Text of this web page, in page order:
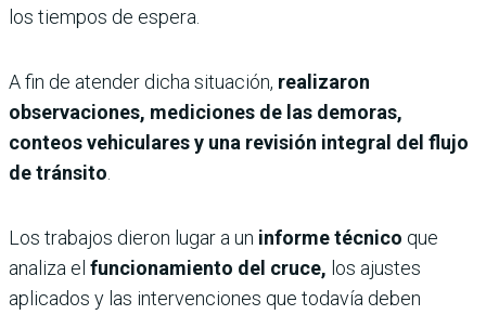
los tiempos de espera.
A fin de atender dicha situación, realizaron
observaciones, mediciones de las demoras,
conteos vehiculares y una revisión integral del flujo
de tránsito.
Los trabajos dieron lugar a un informe técnico que
analiza el funcionamiento del cruce, los ajustes
aplicados y las intervenciones que todavía deben